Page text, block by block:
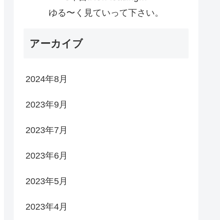
ゆる〜く見ていって下さい。
アーカイブ
2024年8月
2023年9月
2023年7月
2023年6月
2023年5月
2023年4月